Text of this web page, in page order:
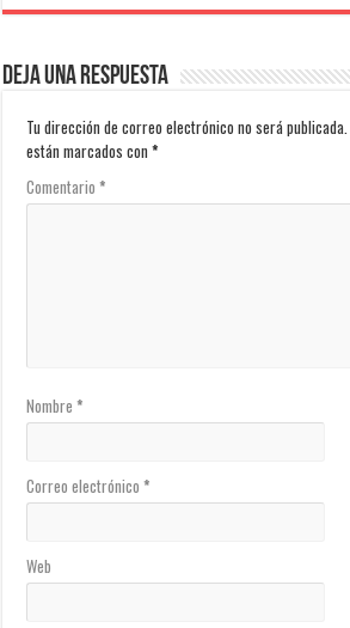
Deja una respuesta
Tu dirección de correo electrónico no será publicada.
están marcados con*
Comentario*
Nombre*
Correo electrónico*
Web